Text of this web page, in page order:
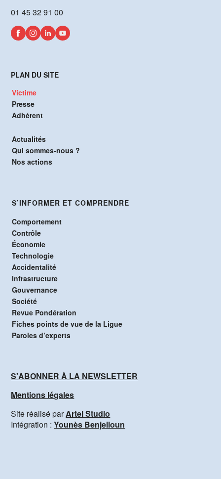
01 45 32 91 00
PLAN DU SITE
Victime
Presse
Adhérent
Actualités
Qui sommes-nous ?
Nos actions
S’INFORMER ET COMPRENDRE
Comportement
Contrôle
Économie
Technologie
Accidentalité
Infrastructure
Gouvernance
Société
Revue Pondération
Fiches points de vue de la Ligue
Paroles d’experts
S'ABONNER À LA NEWSLETTER
Mentions légales
Site réalisé parArtel Studio
Intégration :Younès Benjelloun